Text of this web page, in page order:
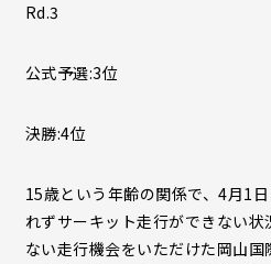
Rd.3
公式予選:3位
決勝:4位
15歳という年齢の関係で、4月1
れずサーキット走行ができない
ない走行機会をいただけた岡山